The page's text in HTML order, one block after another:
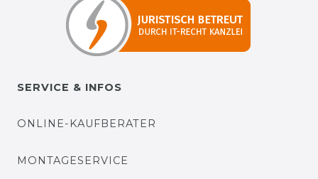
SERVICE & INFOS
ONLINE-KAUFBERATER
MONTAGESERVICE